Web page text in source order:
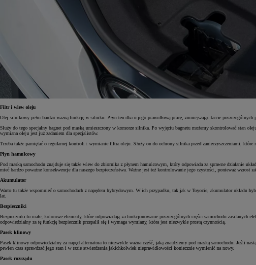
Filtr i wlew oleju
Olej silnikowy pełni bardzo ważną funkcję w silniku. Płyn ten dba o jego prawidłową pracę, zmniejszając tarcie
Służy do tego specjalny bagnet pod maską umieszczony w komorze silnika. Po wyjęciu bagnetu możemy skontrolować stan
wymiana oleju jest już zadaniem dla specjalistów.
Trzeba także pamiętać o regularnej kontroli i wymianie filtra oleju. Służy on do ochrony silnika przed zanieczyszczeniami,
Płyn hamulcowy
Pod maską samochodu znajduje się także wlew do zbiornika z płynem hamulcowym, który odpowiada za sprawne działanie
mieć bardzo poważne konsekwencje dla naszego bezpieczeństwa. Ważne jest też kontrolowanie jego czystości, ponieważ wzrost
Akumulator
Warto tu także wspomnieć o samochodach z napędem hybrydowym. W ich przypadku, tak jak w Toyocie, akumulator układu
lat.
Bezpieczniki
Bezpieczniki to małe, kolorowe elementy, które odpowiadają za funkcjonowanie poszczególnych części samochodu zasilanych
odpowiedzialny za tę funkcję bezpiecznik przepalił się i wymaga wymiany, która jest niezwykle prostą czynnością.
Pasek klinowy
Pasek klinowy odpowiedzialny za napęd alternatora to niezwykle ważna część, jaką znajdziemy pod maską samochodu. Jeśli
pewien czas sprawdzać jego stan i w razie stwierdzenia jakichkolwiek nieprawidłowości koniecznie wymienić na nowy.
Pasek rozrządu